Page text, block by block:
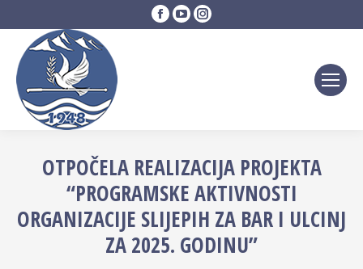
Facebook
page
YouTube
page
Instagram
page
OTPOČELA REALIZACIJA PROJEKTA
“PROGRAMSKE AKTIVNOSTI
ORGANIZACIJE SLIJEPIH ZA BAR I ULCINJ
ZA 2025. GODINU”